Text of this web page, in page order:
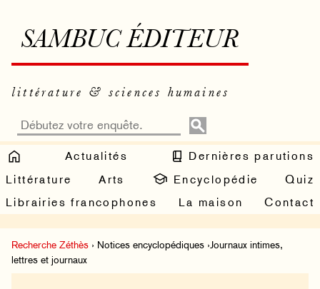
SAMBUC ÉDITEUR
littérature & sciences humaines
Actualités
Dernières parutions
Littérature
Arts Encyclopédie
Quiz
Librairies francophones
La maison Contact
Recherche Zéthès › Notices encyclopédiques ›Journaux intimes,
lettres et journaux